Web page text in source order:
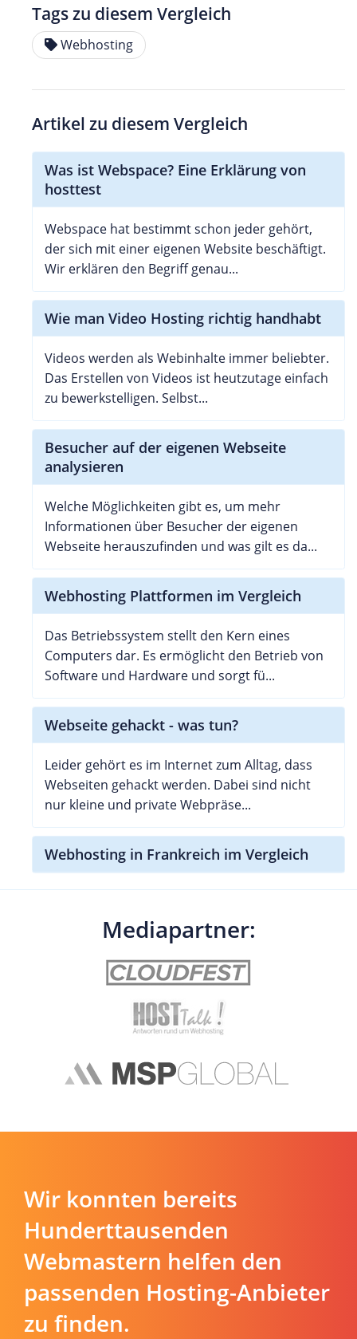
Tags zu diesem Vergleich
Webhosting
Artikel zu diesem Vergleich
Was ist Webspace? Eine Erklärung von
hosttest
Webspace hat bestimmt schon jeder gehört,
der sich mit einer eigenen Website beschäftigt.
Wir erklären den Begriff genau...
Wie man Video Hosting richtig handhabt
Videos werden als Webinhalte immer beliebter.
Das Erstellen von Videos ist heutzutage einfach
zu bewerkstelligen. Selbst...
Besucher auf der eigenen Webseite
analysieren
Welche Möglichkeiten gibt es, um mehr
Informationen über Besucher der eigenen
Webseite herauszufinden und was gilt es da...
Webhosting Plattformen im Vergleich
Das Betriebssystem stellt den Kern eines
Computers dar. Es ermöglicht den Betrieb von
Software und Hardware und sorgt fü...
Webseite gehackt - was tun?
Leider gehört es im Internet zum Alltag, dass
Webseiten gehackt werden. Dabei sind nicht
nur kleine und private Webpräse...
Webhosting in Frankreich im Vergleich
Mediapartner:
Wir konnten bereits
Hunderttausenden
Webmastern helfen den
passenden Hosting-Anbieter
zu finden.